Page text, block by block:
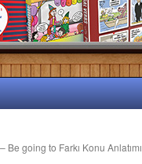
Be going to Farkı Konu Anlatımı